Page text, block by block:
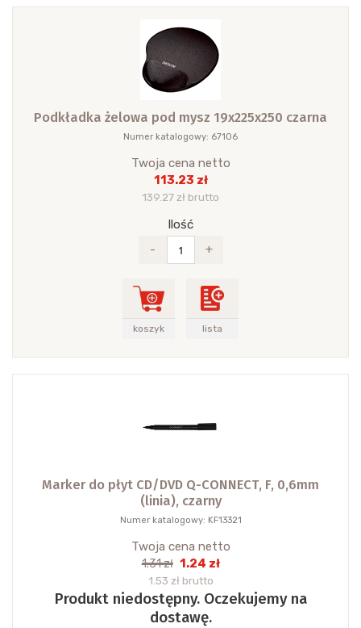
Podkładka żelowa pod mysz 19x225x250 czarna
Numer katalogowy: 67106
Twoja cena netto
113.23 zł
139.27 zł brutto
Ilość
-
+
koszyk lista
Marker do płyt CD/DVD Q-CONNECT, F, 0,6mm
(linia), czarny
Numer katalogowy: KF13321
Twoja cena netto
1.31 zł 1.24 zł
1.53 zł brutto
Produkt niedostępny. Oczekujemy na
dostawę.